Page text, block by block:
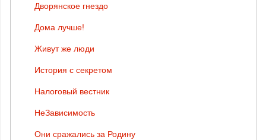
Дворянское гнездо
Дома лучше!
Живут же люди
История с секретом
Налоговый вестник
НеЗависимость
Они сражались за Родину